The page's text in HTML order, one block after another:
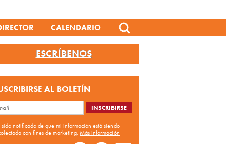
CALENDARIO
Search
for:
ESCRÍBENOS
AL BOLETÍN
sido notificado de que mi información está siendo
con fines de marketing. Más información